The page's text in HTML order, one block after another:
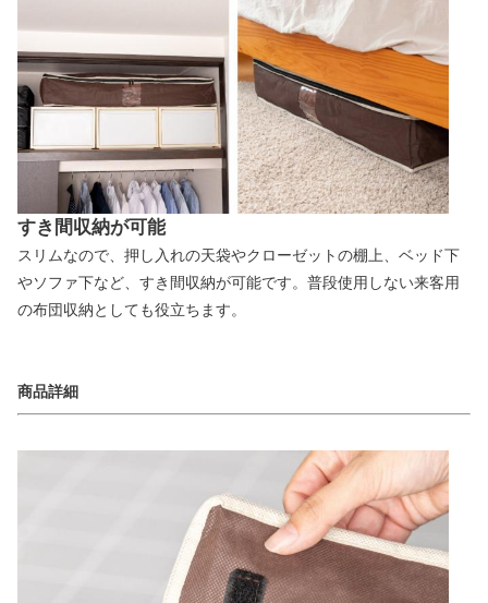
すき間収納が可能
スリムなので、押し入れの天袋やクローゼットの棚上、ベッド下
やソファ下など、すき間収納が可能です。普段使用しない来客用
の布団収納としても役立ちます。
商品詳細